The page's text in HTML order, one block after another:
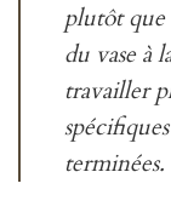
plutôt que
du vase à
travailler
terminées.